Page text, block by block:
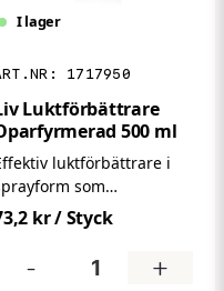
I lager
1717950
Luktförbättrare
500 ml
luktförbättrare i
som
och
eliminerar oönskade lukter
på ett enkelt sätt. Ger ett
renare, fräschare
kr/ Styck
- +